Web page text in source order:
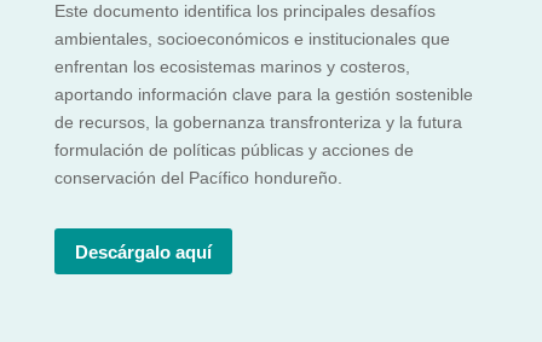
Este documento identifica los principales desafíos
ambientales, socioeconómicos e institucionales que
enfrentan los ecosistemas marinos y costeros,
aportando información clave para la gestión sostenible
de recursos, la gobernanza transfronteriza y la futura
formulación de políticas públicas y acciones de
conservación del Pacífico hondureño.
Descárgalo aquí